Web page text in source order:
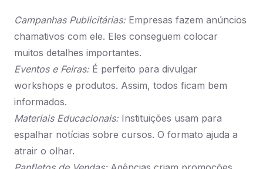
Campanhas Publicitárias:Empresas fazem anúncios
chamativos com ele. Eles conseguem colocar
muitos detalhes importantes.
Eventos e Feiras:É perfeito para divulgar
workshops e produtos. Assim, todos ficam bem
informados.
Materiais Educacionais:Instituições usam para
espalhar notícias sobre cursos. O formato ajuda a
atrair o olhar.